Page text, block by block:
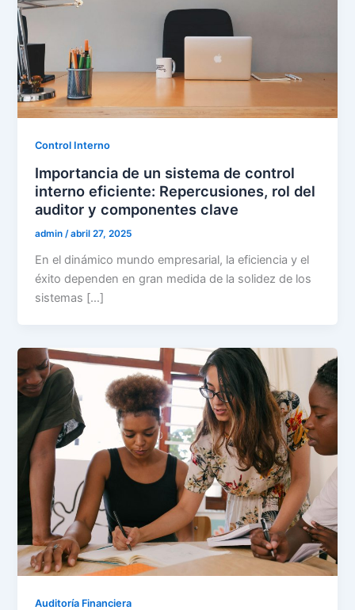
Control Interno
Importancia de un sistema de control
interno eficiente: Repercusiones, rol del
auditor y componentes clave
admin /abril 27, 2025
En el dinámico mundo empresarial, la eficiencia y el
éxito dependen en gran medida de la solidez de los
sistemas […]
Auditoría Financiera